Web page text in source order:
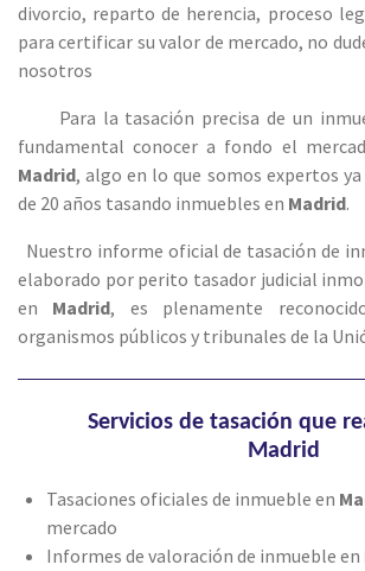
divorcio, reparto de herencia, proceso
para certificar su valor de mercado, no
nosotros
Para la tasación precisa de un
fundamental conocer a fondo el
Madrid, algo en lo que somos expertos
de 20 años tasando inmuebles en Madrid.
Nuestro informe oficial de tasación de
elaborado por perito tasador judicial
en Madrid, es plenamente
organismos públicos y tribunales de la
Servicios de tasación que
Madrid
Tasaciones oficiales de inmueble en
mercado
Informes de valoración de inmueble en